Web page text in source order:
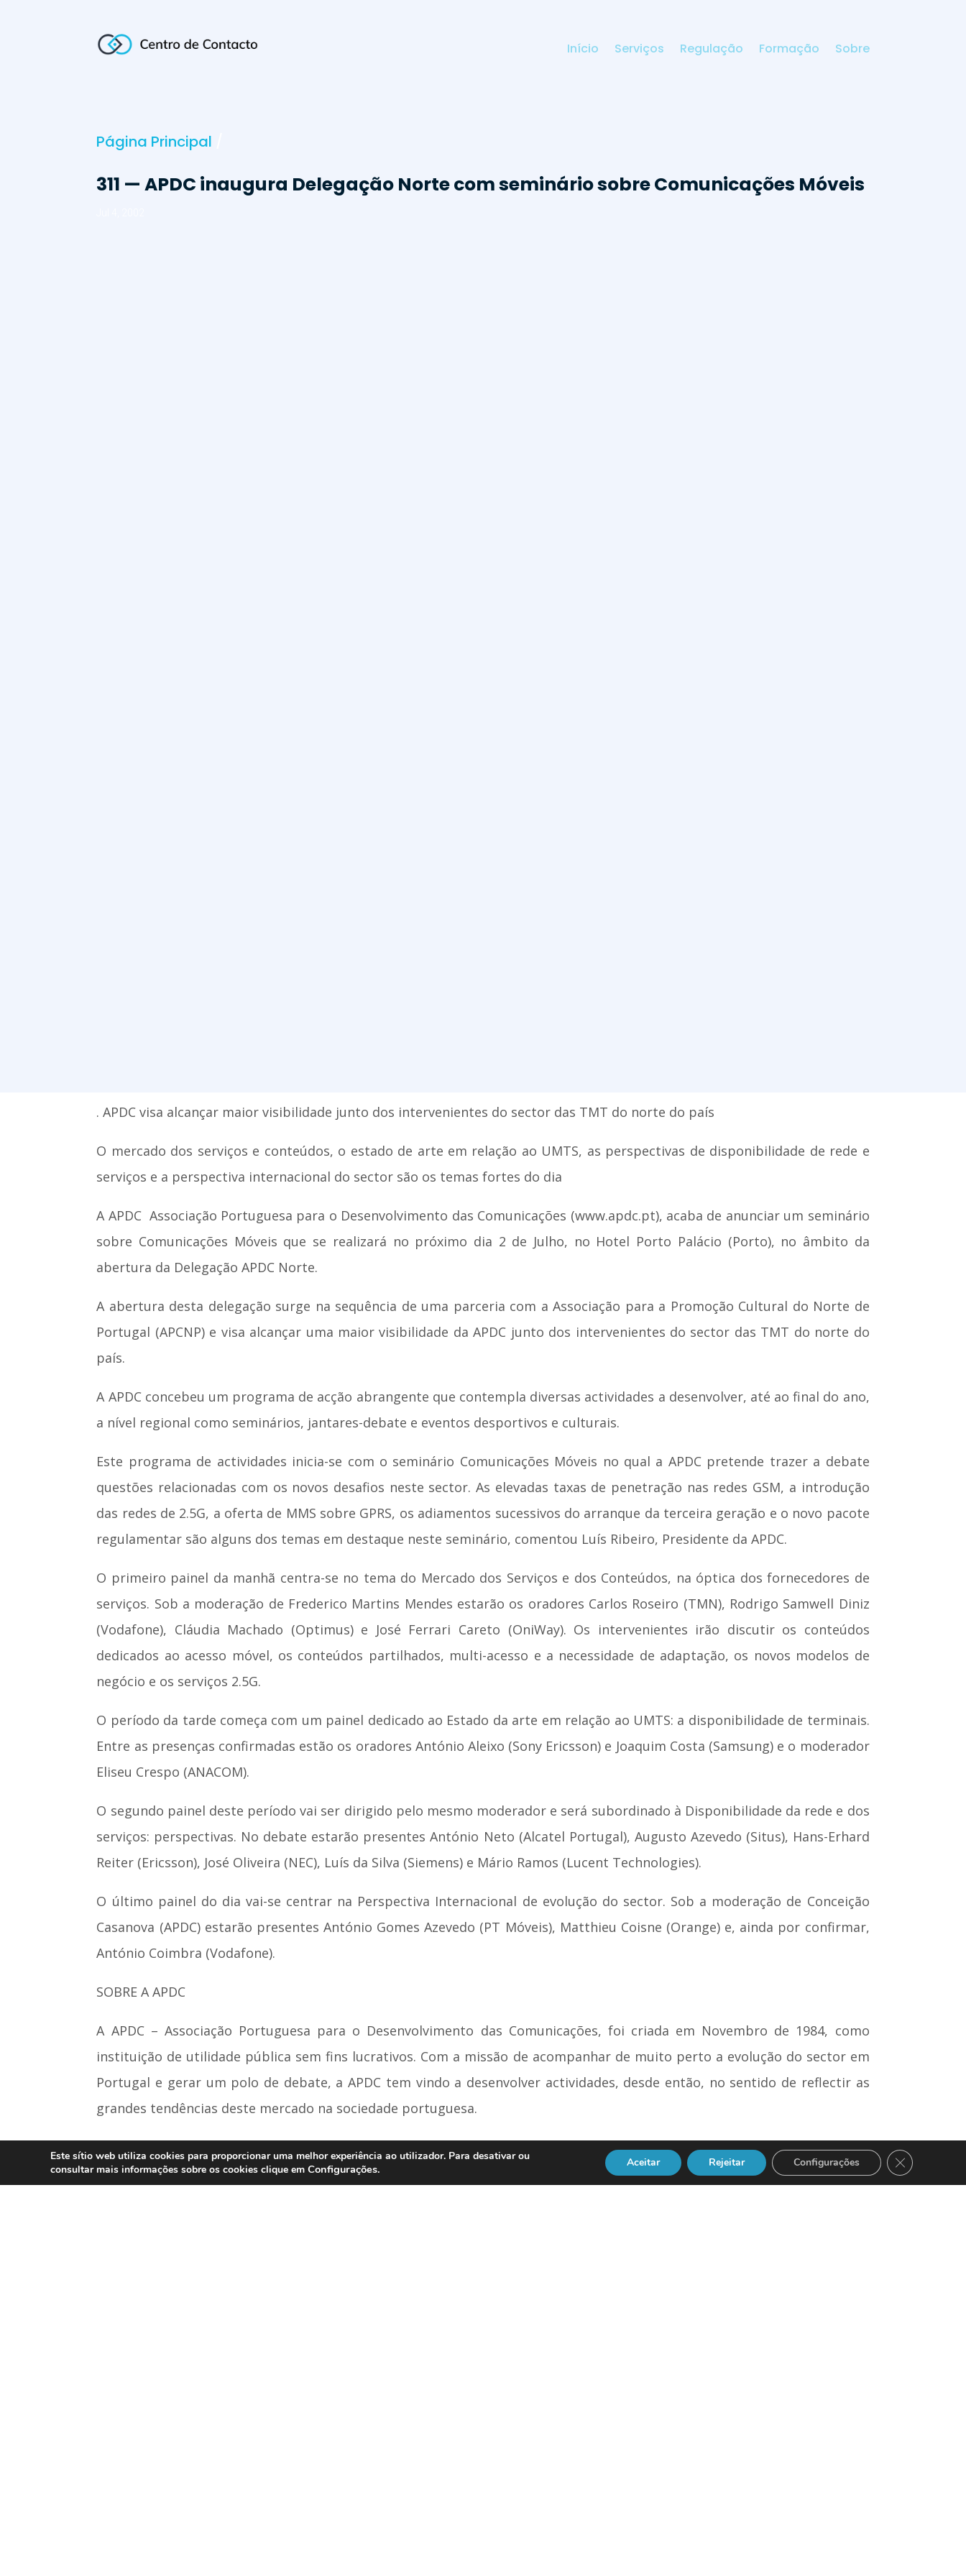
Início Serviços Regulação Formação Sobre
Página Principal
311 — APDC inaugura Delegação Norte com seminário sobre Comunicações Móveis
. APDC visa alcançar maior visibilidade junto dos intervenientes do sector das TMT do norte do país
O mercado dos serviços e conteúdos, o estado de arte em relação ao UMTS, as perspectivas de disponibilidade de rede e
serviços e a perspectiva internacional do sector são os temas fortes do dia
A APDC  Associação Portuguesa para o Desenvolvimento das Comunicações (www.apdc.pt), acaba de anunciar um seminário
sobre Comunicações Móveis que se realizará no próximo dia 2 de Julho, no Hotel Porto Palácio (Porto), no âmbito da
abertura da Delegação APDC Norte.
A abertura desta delegação surge na sequência de uma parceria com a Associação para a Promoção Cultural do Norte de
Portugal (APCNP) e visa alcançar uma maior visibilidade da APDC junto dos intervenientes do sector das TMT do norte do
país.
A APDC concebeu um programa de acção abrangente que contempla diversas actividades a desenvolver, até ao final do ano,
a nível regional como seminários, jantares-debate e eventos desportivos e culturais.
Este programa de actividades inicia-se com o seminário Comunicações Móveis no qual a APDC pretende trazer a debate
questões relacionadas com os novos desafios neste sector. As elevadas taxas de penetração nas redes GSM, a introdução
das redes de 2.5G, a oferta de MMS sobre GPRS, os adiamentos sucessivos do arranque da terceira geração e o novo pacote
regulamentar são alguns dos temas em destaque neste seminário, comentou Luís Ribeiro, Presidente da APDC.
O primeiro painel da manhã centra-se no tema do Mercado dos Serviços e dos Conteúdos, na óptica dos fornecedores de
serviços. Sob a moderação de Frederico Martins Mendes estarão os oradores Carlos Roseiro (TMN), Rodrigo Samwell Diniz
(Vodafone), Cláudia Machado (Optimus) e José Ferrari Careto (OniWay). Os intervenientes irão discutir os conteúdos
dedicados ao acesso móvel, os conteúdos partilhados, multi-acesso e a necessidade de adaptação, os novos modelos de
negócio e os serviços 2.5G.
O período da tarde começa com um painel dedicado ao Estado da arte em relação ao UMTS: a disponibilidade de terminais.
Entre as presenças confirmadas estão os oradores António Aleixo (Sony Ericsson) e Joaquim Costa (Samsung) e o moderador
Eliseu Crespo (ANACOM).
O segundo painel deste período vai ser dirigido pelo mesmo moderador e será subordinado à Disponibilidade da rede e dos
serviços: perspectivas. No debate estarão presentes António Neto (Alcatel Portugal), Augusto Azevedo (Situs), Hans-Erhard
Reiter (Ericsson), José Oliveira (NEC), Luís da Silva (Siemens) e Mário Ramos (Lucent Technologies).
O último painel do dia vai-se centrar na Perspectiva Internacional de evolução do sector. Sob a moderação de Conceição
Casanova (APDC) estarão presentes António Gomes Azevedo (PT Móveis), Matthieu Coisne (Orange) e, ainda por confirmar,
António Coimbra (Vodafone).
SOBRE A APDC
A APDC – Associação Portuguesa para o Desenvolvimento das Comunicações, foi criada em Novembro de 1984, como
instituição de utilidade pública sem fins lucrativos. Com a missão de acompanhar de muito perto a evolução do sector em
Portugal e gerar um polo de debate, a APDC tem vindo a desenvolver actividades, desde então, no sentido de reflectir as
grandes tendências deste mercado na sociedade portuguesa.
Hoje, com cerca de 2000 sócios individuais e cerca de 200 empresas associadas, a APDC fomenta e desenvolve várias
actividades ao longo do ano, desde seminários a jantares-debate, passando pela criação de um novo certame dedicado à
Este sítio web utiliza cookies para proporcionar uma melhor experiência ao utilizador. Para desativar ou
consultar mais informações sobre os cookies clique em Configurações. Aceitar Rejeitar Configurações Close GDPR